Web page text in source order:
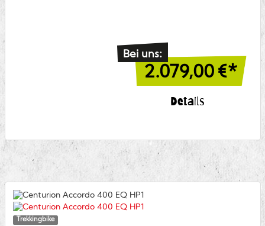
Bei uns:
2.079,00 €*
Details
Trekkingbike